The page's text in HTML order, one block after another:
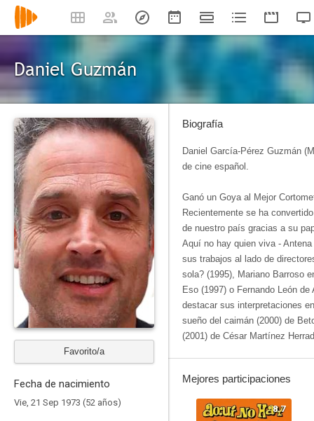
Daniel Guzmán
Favorito/a
Fecha de nacimiento
Vie, 21 Sep 1973 (52 años)
Biografía
Daniel García-Pérez Guzmán
de cine español.
Ganó un Goya al Mejor
Recientemente se ha
de nuestro país gracias a su
Aquí no hay quien viva -
sus trabajos al lado de
sola? (1995), Mariano Barroso
Eso (1997) o Fernando León
destacar sus interpretaciones
sueño del caimán (2000) de
(2001) de César Martínez
Mejores participaciones
8.7